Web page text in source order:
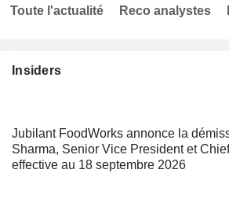
Insiders
Jubilant FoodWorks annonce la
Sharma, Senior Vice President et
effective au 18 septembre 2026
Toute l'actualité Reco analystes